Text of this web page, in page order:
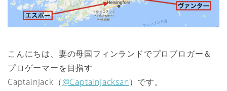
こんにちは、妻の母国フィンランドでプロブロガー＆
プロゲーマーを目指す
CaptainJack（@CaptainJacksan）です。